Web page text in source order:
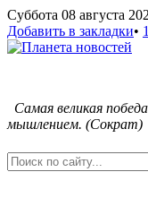
Суббота 08 августа
Добавить в закладки•
Самая великая
мышлением. (Сократ)